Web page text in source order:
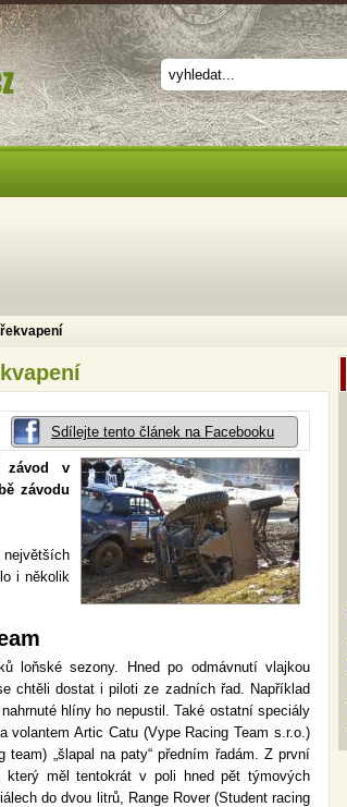
Sdílejte tento článek na Facebooku
závod v
závodu
i několik
loňské sezony. Hned po odmávnutí vlajkou
chtěli dostat i piloti ze zadních řad. Například
hlíny ho nepustil. Také ostatní speciály
Artic Catu (Vype Racing Team s.r.o.)
„šlapal na paty“ předním řadám. Z první
měl tentokrát v poli hned pět týmových
do dvou litrů, Range Rover (Student racing